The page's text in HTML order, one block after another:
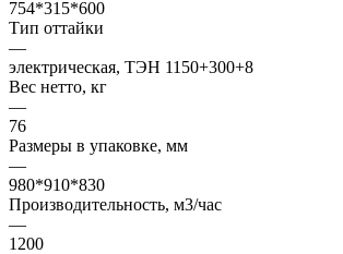
754*315*600
Тип оттайки
—
электрическая, ТЭН 1150+300+8
Вес нетто, кг
—
76
Размеры в упаковке, мм
—
980*910*830
Производительность, м3/час
—
1200